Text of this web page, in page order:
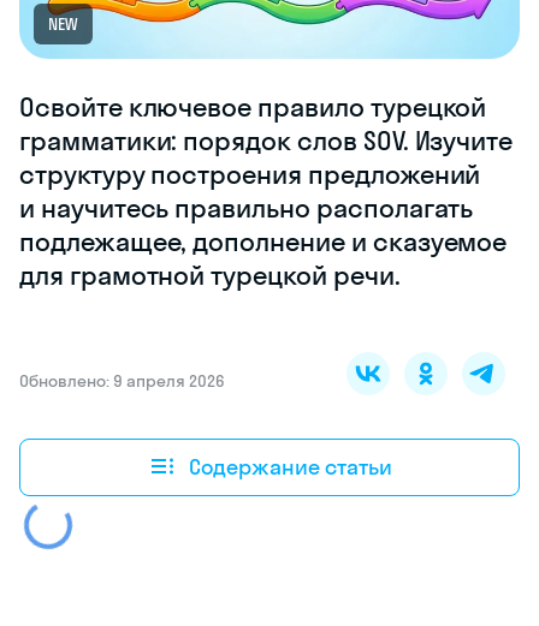
NEW
Освойте ключевое правило турецкой
грамматики: порядок слов SOV. Изучите
структуру построения предложений
и научитесь правильно располагать
подлежащее, дополнение и сказуемое
для грамотной турецкой речи.
Обновлено: 9 апреля 2026
Содержание статьи